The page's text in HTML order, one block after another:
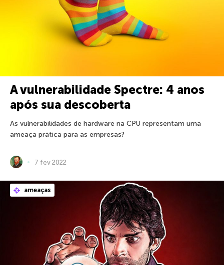
A vulnerabilidade Spectre: 4 anos
após sua descoberta
As vulnerabilidades de hardware na CPU representam uma
ameaça prática para as empresas?
7 fev 2022
ameaças